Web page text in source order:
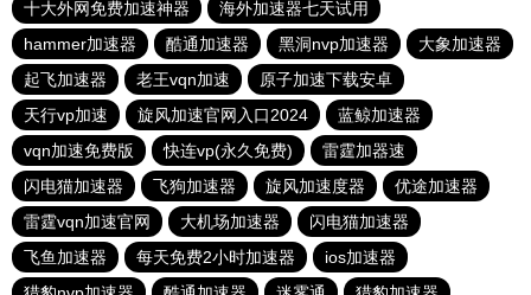
十大外网免费加速神器
海外加速器七天试用
hammer加速器
酷通加速器 黑洞nvp加速器
大象加速器
起飞加速器
老王vqn加速
原子加速下载安卓
天行vp加速
旋风加速官网入口2024
蓝鲸加速器
vqn加速免费版
快连vp(永久免费)
雷霆加器速
闪电猫加速器
飞狗加速器 旋风加速度器
优途加速器
雷霆vqn加速官网
大机场加速器
闪电猫加速器
飞鱼加速器
每天免费2小时加速器
ios加速器